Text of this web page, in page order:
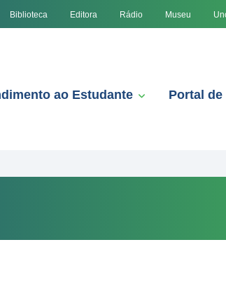
Biblioteca Editora Rádio Museu
ao Estudante Portal